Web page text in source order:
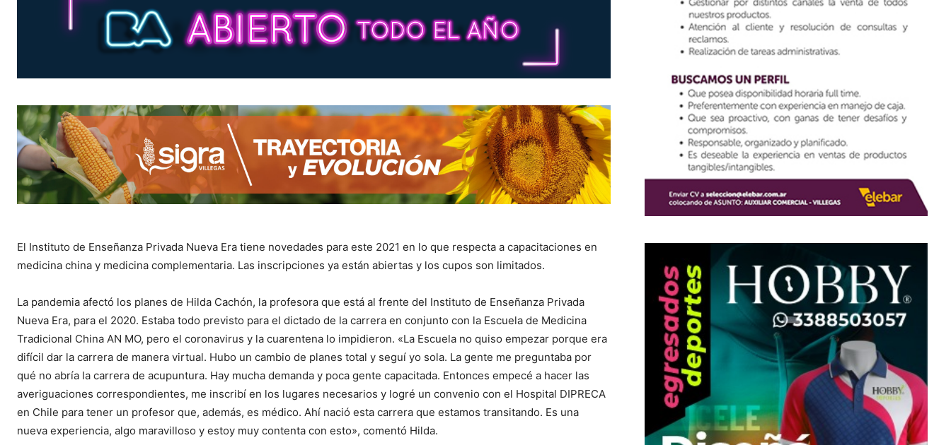
El Instituto de Enseñanza Privada Nueva Era tiene novedades para este 2021 en lo que respecta a capacitaciones en
medicina china y medicina complementaria. Las inscripciones ya están abiertas y los cupos son limitados.
La pandemia afectó los planes de Hilda Cachón, la profesora que está al frente del Instituto de Enseñanza Privada
Nueva Era, para el 2020. Estaba todo previsto para el dictado de la carrera en conjunto con la Escuela de Medicina
Tradicional China AN MO, pero el coronavirus y la cuarentena lo impidieron. «La Escuela no quiso empezar porque era
difícil dar la carrera de manera virtual. Hubo un cambio de planes total y seguí yo sola. La gente me preguntaba por
qué no abría la carrera de acupuntura. Hay mucha demanda y poca gente capacitada. Entonces empecé a hacer las
averiguaciones correspondientes, me inscribí en los lugares necesarios y logré un convenio con el Hospital DIPRECA
en Chile para tener un profesor que, además, es médico. Ahí nació esta carrera que estamos transitando. Es una
nueva experiencia, algo maravilloso y estoy muy contenta con esto», comentó Hilda.